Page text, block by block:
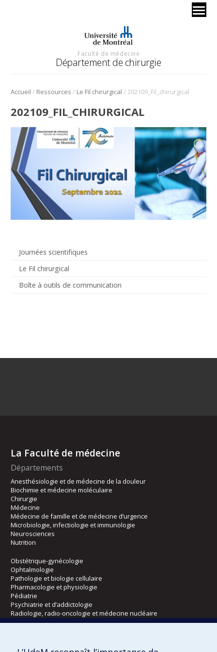
Faculté de médecine
Département de chirurgie
Accueil / Ressources / Le Fil chirurgical /202109_Fil_chirurgical
Journées scientifiques
Le Fil chirurgical
Boîte à outils de communication
202109_FIL_CHIRURGICAL
La Faculté de médecine
Départements
Anesthésiologie et de médecine de la douleur
Biochimie et médecine moléculaire
Chirurgie
Médecine
Médecine de famille et de médecine d’urgence
Microbiologie, infectiologie et immunologie
Neurosciences
Nutrition
Obstétrique-gynécologie
Ophtalmologie
Pathologie et biologie cellulaire
Pharmacologie et physiologie
Pédiatrie
Psychiatrie et d’addictologie
Radiologie, radio-oncologie et médecine nucléaire